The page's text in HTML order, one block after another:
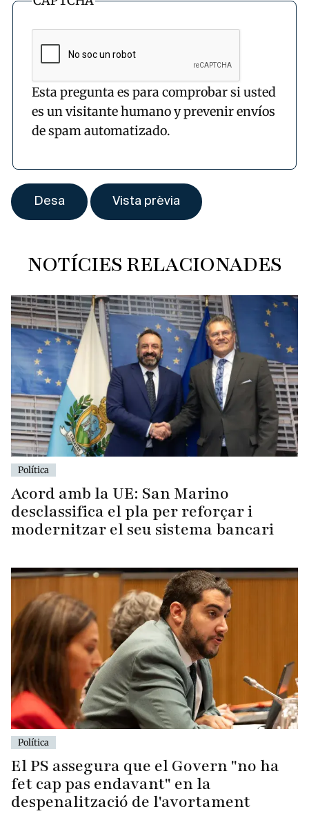
Esta pregunta es para comprobar si usted
es un visitante humano y prevenir envíos
de spam automatizado.
NOTÍCIES RELACIONADES
Política
Acord amb la UE: San Marino
desclassifica el pla per reforçar i
modernitzar el seu sistema bancari
Política
El PS assegura que el Govern "no ha
fet cap pas endavant" en la
despenalització de l'avortament